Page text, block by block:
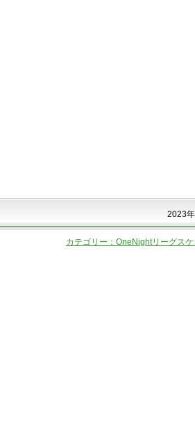
2023
カテゴリー：OneNightリーグス